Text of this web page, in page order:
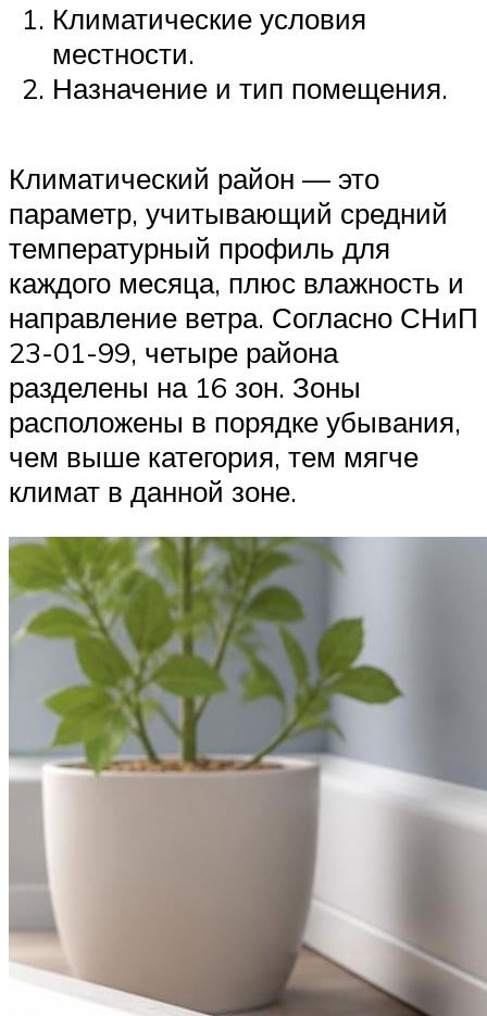
Климатические условия
местности.
Назначение и тип помещения.
Климатический район — это
параметр, учитывающий средний
температурный профиль для
каждого месяца, плюс влажность и
направление ветра. Согласно СНиП
23-01-99, четыре района
разделены на 16 зон. Зоны
расположены в порядке убывания,
чем выше категория, тем мягче
климат в данной зоне.